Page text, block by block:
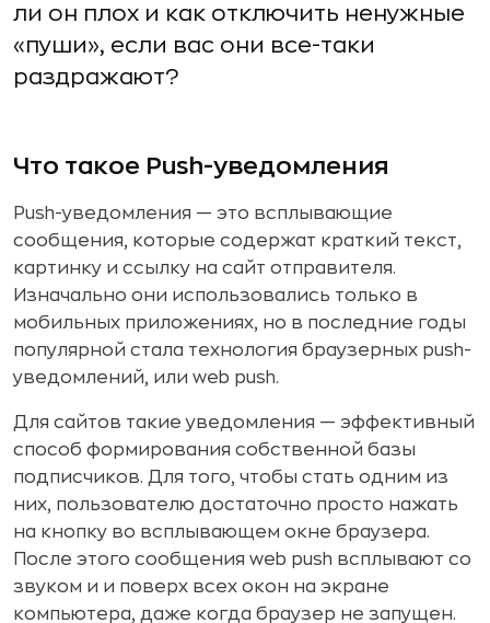
ли он плох и как отключить ненужные
«пуши», если вас они все-таки
раздражают?
Что такое Push-уведомления
Push-уведомления — это всплывающие
сообщения, которые содержат краткий текст,
картинку и ссылку на сайт отправителя.
Изначально они использовались только в
мобильных приложениях, но в последние годы
популярной стала технология браузерных push-
уведомлений, или web push.
Для сайтов такие уведомления — эффективный
способ формирования собственной базы
подписчиков. Для того, чтобы стать одним из
них, пользователю достаточно просто нажать
на кнопку во всплывающем окне браузера.
После этого сообщения web push всплывают со
звуком и и поверх всех окон на экране
компьютера, даже когда браузер не запущен.